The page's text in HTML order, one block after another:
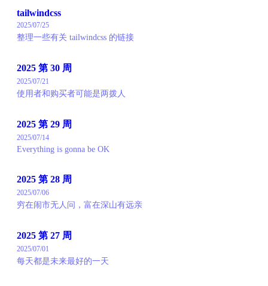
tailwindcss
2025/07/25
整理一些有关 tailwindcss 的链接
2025 第 30 周
2025/07/21
使用者和购买者可能是两拨人
2025 第 29 周
2025/07/14
Everything is gonna be OK
2025 第 28 周
2025/07/06
穷在闹市无人问，富在深山有远亲
2025 第 27 周
2025/07/01
每天都是未来最好的一天